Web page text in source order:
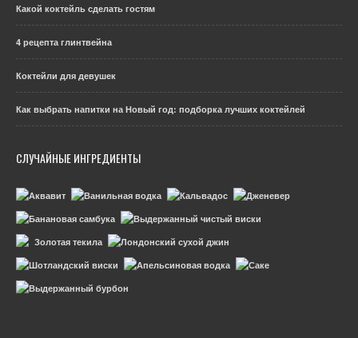
Какой коктейль сделать гостям
4 рецепта глинтвейна
Коктейли для девушек
Как выбрать напитки на Новый год: подборка лучших коктейлей
СЛУЧАЙНЫЕ ИНГРЕДИЕНТЫ